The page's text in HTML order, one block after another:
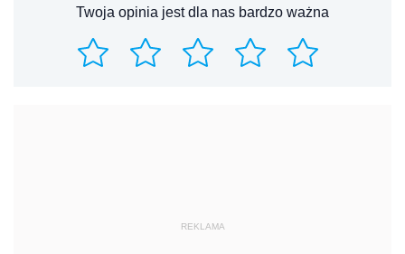
Twoja opinia jest dla nas bardzo ważna
REKLAMA